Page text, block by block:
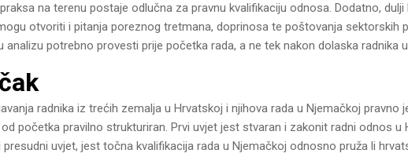
na terenu postaje odlučna za pravnu kvalifikaciju odnosa. Dodatno, dulji
otvoriti i pitanja poreznog tretmana, doprinosa te poštovanja sektorskih
analizu potrebno provesti prije početka rada, a ne tek nakon dolaska radnika
radnika iz trećih zemalja u Hrvatskoj i njihova rada u Njemačkoj pravno
početka pravilno strukturiran. Prvi uvjet jest stvaran i zakonit radni odnos u
presudni uvjet, jest točna kvalifikacija rada u Njemačkoj odnosno pruža li